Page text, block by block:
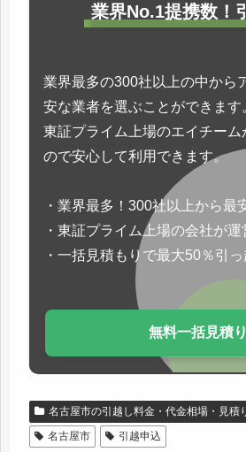
業界No.1提携数！
業界最多の300社以上の中から
安な業者を選ぶことができます
東証プライム上場のエイチーム
ので安心して利用できます。
・業界最多！300社以上から最
・東証プライム上場の会社が
・一括見積もりで最大50％引
無料一括見積り
名古屋市の引越し料金・代金相場・見積
名古屋市
引越申込